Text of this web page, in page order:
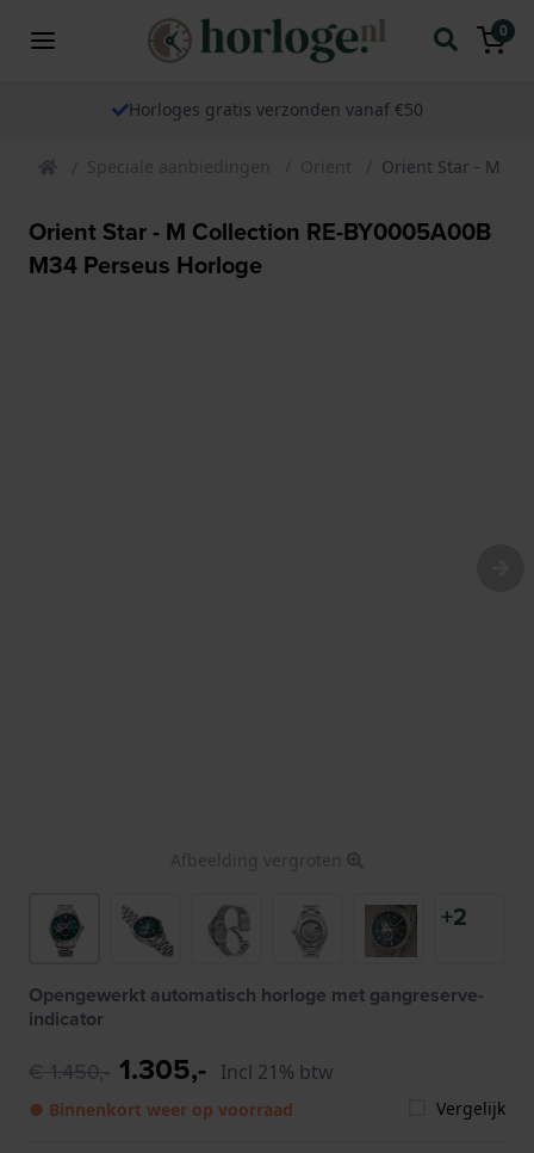
0
Horloges gratis verzonden vanaf €50
Speciale aanbiedingen Orient Orient Star - M
Orient Star - M Collection RE-BY0005A00B
M34 Perseus Horloge
Afbeelding vergroten
+2
Opengewerkt automatisch horloge met gangreserve-
indicator
€ 1.450,- 1.305,- Incl 21% btw
● Binnenkort weer op voorraad Vergelijk